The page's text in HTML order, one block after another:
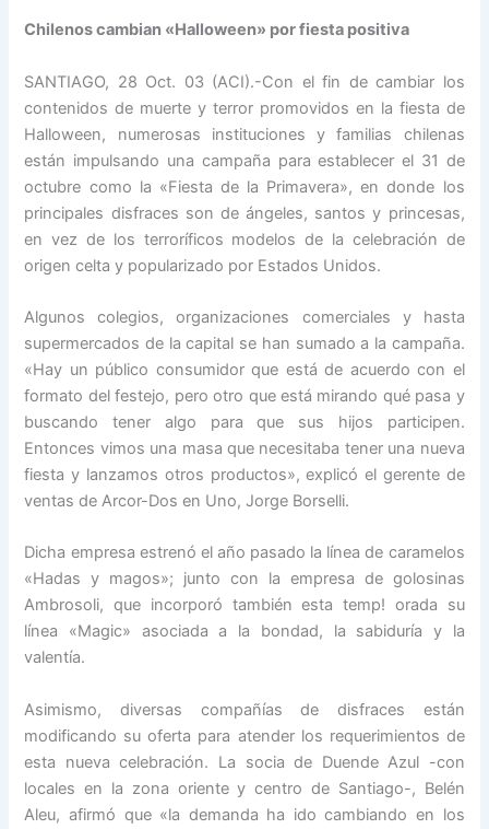
Chilenos cambian «Halloween» por fiesta positiva
SANTIAGO, 28 Oct. 03 (ACI).-Con el fin de cambiar los
contenidos de muerte y terror promovidos en la fiesta de
Halloween, numerosas instituciones y familias chilenas
están impulsando una campaña para establecer el 31 de
octubre como la «Fiesta de la Primavera», en donde los
principales disfraces son de ángeles, santos y princesas,
en vez de los terroríficos modelos de la celebración de
origen celta y popularizado por Estados Unidos.
Algunos colegios, organizaciones comerciales y hasta
supermercados de la capital se han sumado a la campaña.
«Hay un público consumidor que está de acuerdo con el
formato del festejo, pero otro que está mirando qué pasa y
buscando tener algo para que sus hijos participen.
Entonces vimos una masa que necesitaba tener una nueva
fiesta y lanzamos otros productos», explicó el gerente de
ventas de Arcor-Dos en Uno, Jorge Borselli.
Dicha empresa estrenó el año pasado la línea de caramelos
«Hadas y magos»; junto con la empresa de golosinas
Ambrosoli, que incorporó también esta temp! orada su
línea «Magic» asociada a la bondad, la sabiduría y la
valentía.
Asimismo, diversas compañías de disfraces están
modificando su oferta para atender los requerimientos de
esta nueva celebración. La socia de Duende Azul -con
locales en la zona oriente y centro de Santiago-, Belén
Aleu, afirmó que «la demanda ha ido cambiando en los